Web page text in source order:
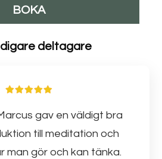
BOKA
deltagare
gav en väldigt bra
till meditation och
man gör och kan tänka.